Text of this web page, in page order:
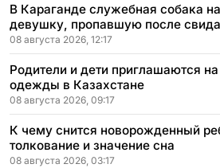
В Караганде служебная собака
девушку, пропавшую после
08 августа 2026, 12:17
Родители и дети приглашаются
одежды в Казахстане
08 августа 2026, 09:17
К чему снится новорожденный
толкование и значение сна
08 августа 2026, 03:17